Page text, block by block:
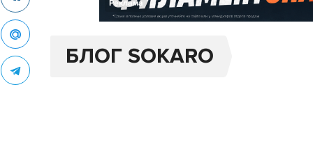
Реклама
БЛОГ SOKARO